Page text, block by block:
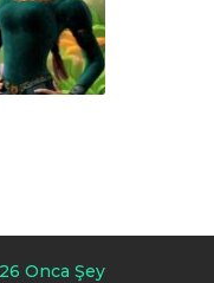
Onca Şey